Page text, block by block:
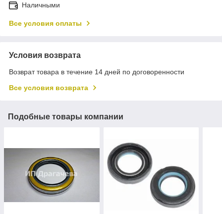
Наличными
Все условия оплаты
Условия возврата
Возврат товара в течение 14 дней по договоренности
Все условия возврата
Подобные товары компании